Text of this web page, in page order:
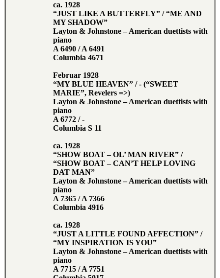
ca. 1928
“JUST LIKE A BUTTERFLY” / “ME AND
MY SHADOW”
Layton & Johnstone – American duettists with
piano
A 6490 / A 6491
Columbia 4671
Februar 1928
“MY BLUE HEAVEN” / - (“SWEET
MARIE”, Revelers =>)
Layton & Johnstone – American duettists with
piano
A 6772 / -
Columbia S 11
ca. 1928
“SHOW BOAT – OL’ MAN RIVER” /
“SHOW BOAT – CAN’T HELP LOVING
DAT MAN”
Layton & Johnstone – American duettists with
piano
A 7365 / A 7366
Columbia 4916
ca. 1928
“JUST A LITTLE FOUND AFFECTION” /
“MY INSPIRATION IS YOU”
Layton & Johnstone – American duettists with
piano
A 7715 / A 7751